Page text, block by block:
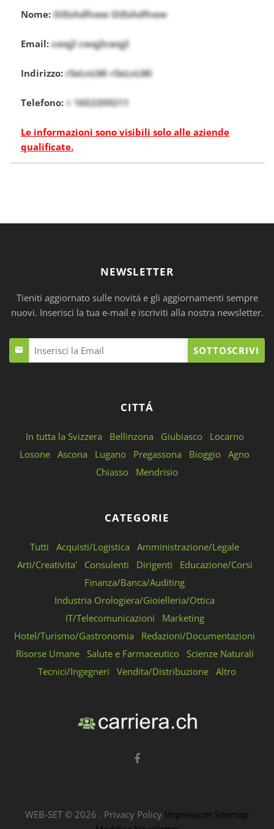
Nome:OiExhdfvew OiExhdfvew
Email:cwqjl cwqjlcwqjl
Indirizzo:rSeLnLMi rSeLnLMi
Telefono: + 1652359211
Le informazioni sono visibili solo alle aziende
qualificate.
NEWSLETTER
Tieniti aggiornato sulle novitá e gli aggiornamenti sempre
nuovi. Inserisci la tua e-mail e iscriviti alla nostra newsletter.
SOTTOSCRIVI
CITTÁ
In tutta la Svizzera Bellinzona Giubiasco
Locarno
Losone Ascona Lugano Pregassona Bioggio Agno
Chiasso
Mendrisio
CATEGORIE
Tutti Acquisti/Logistica
Amministrazione/Legale
Arti/Creativita'
Consulenti Dirigenti
Educazione/Corsi
Finanza/Banca/Auditing
Industria Orologiera/Gioielleria/Ottica
IT/Telecomunicazioni
Marketing
Hotel/Turismo/Gastronomia
Redazioni/Documentazioni
Risorse Umane
Salute e Farmaceutico
Scienze Naturali
Tecnici/Ingegneri
Vendita/Distribuzione Altro
WEB-SET © 2026 . Privacy Policy Impressum Sitemap